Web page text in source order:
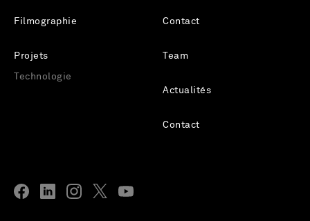
Filmographie
Projets
Technologie
Contact
Team
Actualités
Contact